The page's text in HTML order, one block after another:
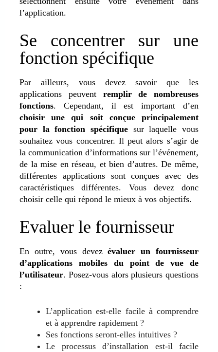
l’application.
Se concentrer sur une
fonction spécifique
Par ailleurs, vous devez savoir que les
applications peuvent remplir de nombreuses
fonctions. Cependant, il est important d’en
choisir une qui soit conçue principalement
pour la fonction spécifique sur laquelle vous
souhaitez vous concentrer. Il peut alors s’agir de
la communication d’informations sur l’événement,
de la mise en réseau, et bien d’autres. De même,
différentes applications sont conçues avec des
caractéristiques différentes. Vous devez donc
choisir celle qui répond le mieux à vos objectifs.
Evaluer le fournisseur
En outre, vous devezévaluer un fournisseur
d’applications mobiles du point de vue de
l’utilisateur. Posez-vous alors plusieurs questions
:
L’application est-elle facile à comprendre
et à apprendre rapidement ?
Ses fonctions seront-elles intuitives ?
Le processus d’installation est-il facile